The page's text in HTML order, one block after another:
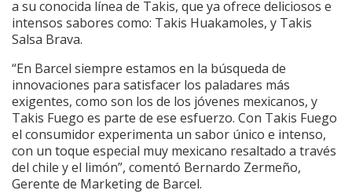
a su conocida línea de Takis, que ya ofrece deliciosos e
intensos sabores como: Takis Huakamoles, y Takis
Salsa Brava.
“En Barcel siempre estamos en la búsqueda de
innovaciones para satisfacer los paladares más
exigentes, como son los de los jóvenes mexicanos, y
Takis Fuego es parte de ese esfuerzo. Con Takis Fuego
el consumidor experimenta un sabor único e intenso,
con un toque especial muy mexicano resaltado a través
del chile y el limón”, comentó Bernardo Zermeño,
Gerente de Marketing de Barcel.